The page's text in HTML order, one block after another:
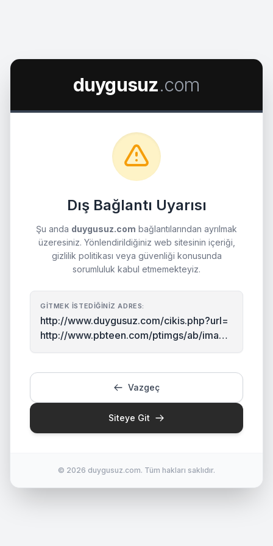
duygusuz.com
Dış Bağlantı Uyarısı
Şu anda duygusuz.com bağlantılarından ayrılmak
üzeresiniz. Yönlendirildiğiniz web sitesinin içeriği,
gizlilik politikası veya güvenliği konusunda
sorumluluk kabul etmemekteyiz.
GITMEK İSTEDIĞINIZ ADRES:
http://www.duygusuz.com/cikis.php?url=
http://www.pbteen.com/ptimgs/ab/image
Vazgeç
Siteye Git
© 2026 duygusuz.com. Tüm hakları saklıdır.